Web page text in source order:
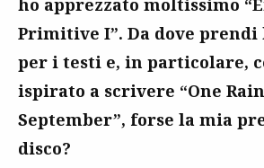
Primitive I”. Da dove prendi
per i testi e, in particolare,
ispirato a scrivere “One
September”, forse la mia
disco?